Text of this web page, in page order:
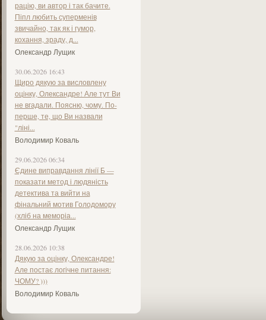
рацію, ви автор і так бачите.
Піпл любить суперменів
звичайно, так як і гумор,
кохання, зраду, д...
Олександр Лущик
30.06.2026 16:43
Щиро дякую за висловлену
оцінку, Олександре! Але тут Ви
не вгадали. Поясню, чому. По-
перше, те, що Ви назвали
"ліні...
Володимир Коваль
29.06.2026 06:34
Єдине виправдання лінії Б —
показати метод і людяність
детектива та вийти на
фінальний мотив Голодомору
(хліб на меморіа...
Олександр Лущик
28.06.2026 10:38
Дякую за оцінку, Олександре!
Але постає логічне питання:
ЧОМУ? )))
Володимир Коваль